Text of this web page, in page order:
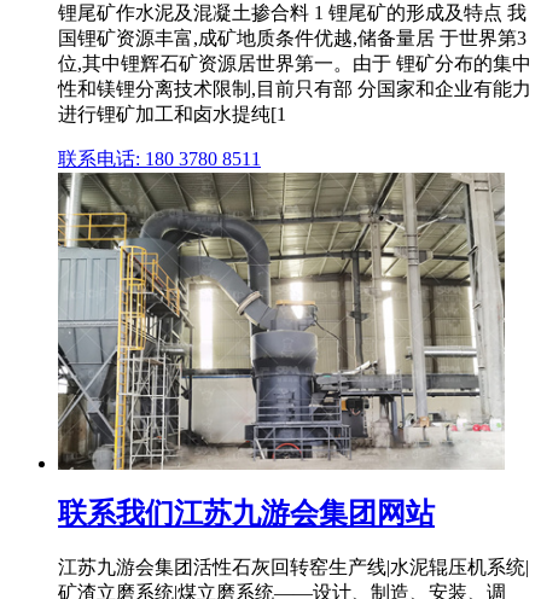
锂尾矿作水泥及混凝土掺合料 1 锂尾矿的形成及特点 我
国锂矿资源丰富,成矿地质条件优越,储备量居 于世界第3
位,其中锂辉石矿资源居世界第一。由于 锂矿分布的集中
性和镁锂分离技术限制,目前只有部 分国家和企业有能力
进行锂矿加工和卤水提纯[1
联系电话: 180 3780 8511
联系我们江苏九游会集团网站
江苏九游会集团活性石灰回转窑生产线|水泥辊压机系统|
矿渣立磨系统|煤立磨系统——设计、制造、安装、调